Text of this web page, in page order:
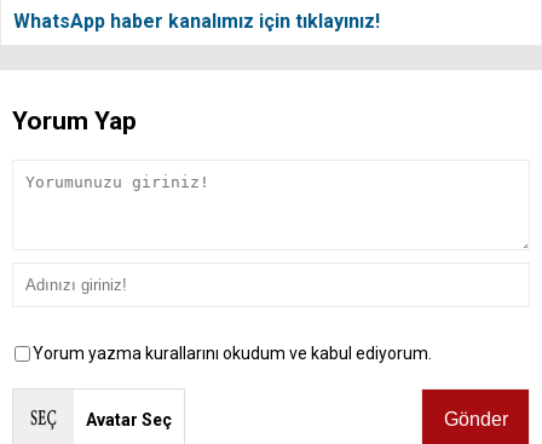
WhatsApp haber kanalımız için tıklayınız!
Yorum Yap
Yorum yazma kurallarını okudum ve kabul ediyorum.
Avatar Seç